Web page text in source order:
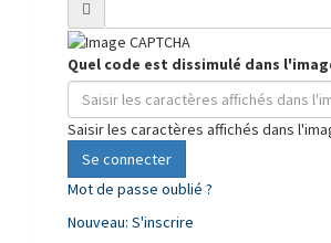
Quel code est dissimulé dans
Saisir les caractères affichés dans
Se connecter
Mot de passe oublié ?
Nouveau: S'inscrire